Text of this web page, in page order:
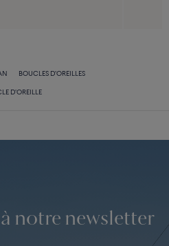
BOUCLES D'OREILLES
D'OREILLE
notre newsletter